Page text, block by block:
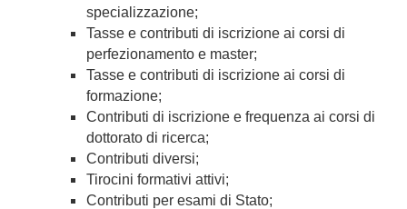
specializzazione;
Tasse e contributi di iscrizione ai corsi di
perfezionamento e master;
Tasse e contributi di iscrizione ai corsi di
formazione;
Contributi di iscrizione e frequenza ai corsi di
dottorato di ricerca;
Contributi diversi;
Tirocini formativi attivi;
Contributi per esami di Stato;